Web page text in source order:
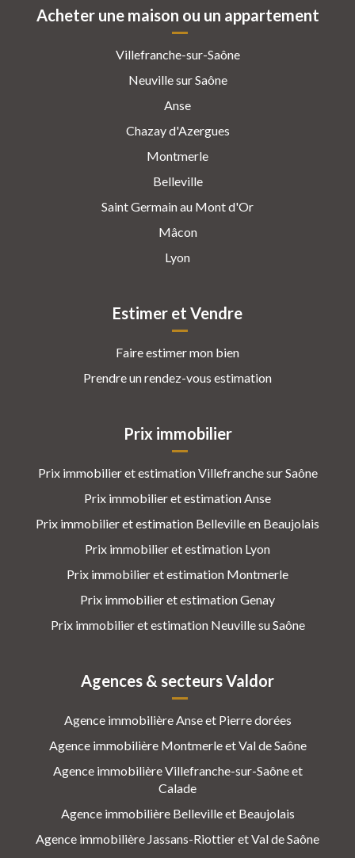
Acheter une maison ou un appartement
Villefranche-sur-Saône
Neuville sur Saône
Anse
Chazay d'Azergues
Montmerle
Belleville
Saint Germain au Mont d'Or
Mâcon
Lyon
Estimer et Vendre
Faire estimer mon bien
Prendre un rendez-vous estimation
Prix immobilier
Prix immobilier et estimation Villefranche sur Saône
Prix immobilier et estimation Anse
Prix immobilier et estimation Belleville en Beaujolais
Prix immobilier et estimation Lyon
Prix immobilier et estimation Montmerle
Prix immobilier et estimation Genay
Prix immobilier et estimation Neuville su Saône
Agences & secteurs Valdor
Agence immobilière Anse et Pierre dorées
Agence immobilière Montmerle et Val de Saône
Agence immobilière Villefranche-sur-Saône et
Calade
Agence immobilière Belleville et Beaujolais
Agence immobilière Jassans-Riottier et Val de Saône